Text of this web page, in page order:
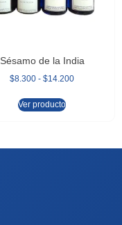
Sésamo de la India
$8.300 - $14.200
Ver producto